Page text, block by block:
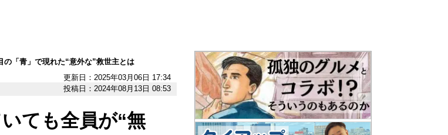
「青」で現れた“意外な”救世主とは
更新日：2025年03月06日 17:34
投稿日：2024年08月13日 08:53
ても全員が“無